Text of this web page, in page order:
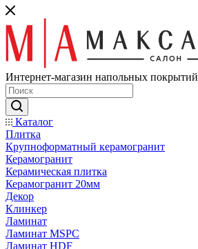
Интернет-магазин напольных покрытий
Каталог
Плитка
Крупноформатный керамогранит
Керамогранит
Керамическая плитка
Керамогранит 20мм
Декор
Клинкер
Ламинат
Ламинат MSPC
Ламинат HDF